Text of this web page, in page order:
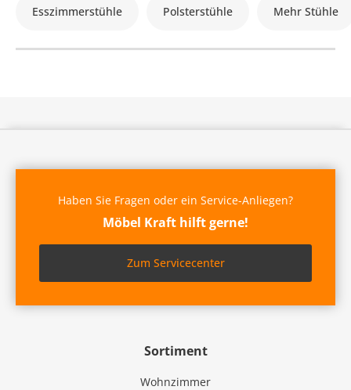
Esszimmerstühle Polsterstühle Mehr Stühle
Sortiment
Wohnzimmer
Haben Sie Fragen oder ein Service-Anliegen?
Möbel Kraft hilft gerne!
Zum Servicecenter